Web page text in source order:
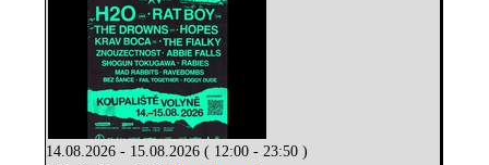
14.08.2026 - 15.08.2026 ( 12:00 - 23:50 )